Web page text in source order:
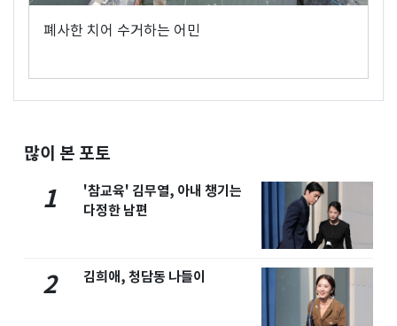
폐사한 치어 수거하는 어민
많이 본 포토
1
'참교육' 김무열, 아내 챙기는
다정한 남편
2 김희애, 청담동 나들이